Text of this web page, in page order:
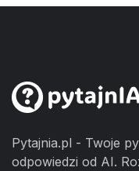
Pytajnia.pl - Twoje
odpowiedzi od AI.